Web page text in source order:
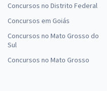
Concursos no Distrito Federal
Concursos em Goiás
Concursos no Mato Grosso do
Sul
Concursos no Mato Grosso